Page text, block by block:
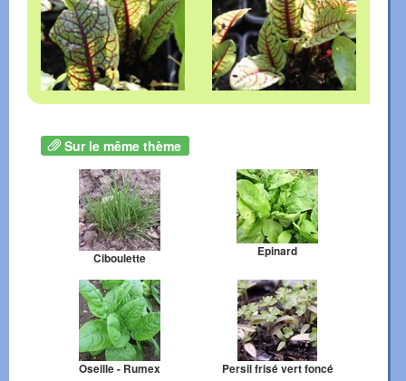
Sur le même thème
Ciboulette Epinard
Oseille - Rumex Persil frisé vert foncé